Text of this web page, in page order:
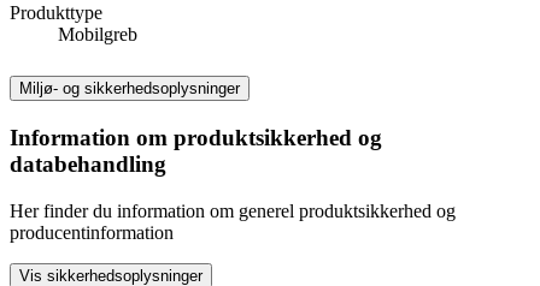
Produkttype
Mobilgreb
Miljø- og sikkerhedsoplysninger
Information om produktsikkerhed og
databehandling
Her finder du information om generel produktsikkerhed og
producentinformation
Vis sikkerhedsoplysninger